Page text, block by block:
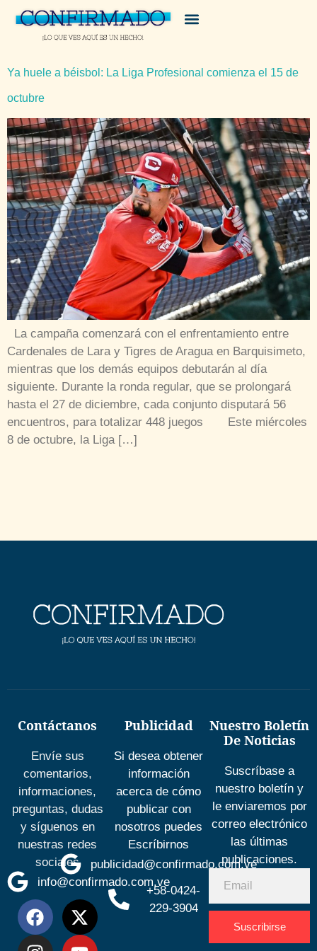
Ya huele a béisbol: La Liga Profesional comienza el 15 de
octubre
La campaña comenzará con el enfrentamiento entre
Cardenales de Lara y Tigres de Aragua en Barquisimeto,
mientras que los demás equipos debutarán al día
siguiente. Durante la ronda regular, que se prolongará
hasta el 27 de diciembre, cada conjunto disputará 56
encuentros, para totalizar 448 juegos Este miércoles
8 de octubre, la Liga […]
Contáctanos
Envíe sus
comentarios,
informaciones,
preguntas, dudas
y síguenos en
nuestras redes
sociales
info@confirmado.com.ve
Publicidad
Si desea obtener
información
acerca de cómo
publicar con
nosotros puedes
Escríbirnos
publicidad@confirmado.com.ve
+58-0424-
229-3904
Nuestro Boletín
De Noticias
Suscríbase a
nuestro boletín y
le enviaremos por
correo electrónico
las últimas
publicaciones.
Suscribirse